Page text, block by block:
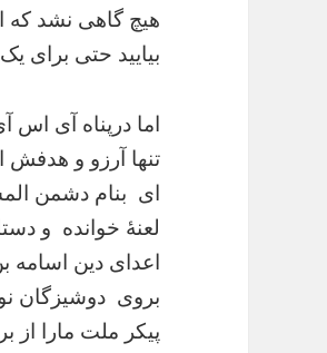
هیچ گاهی نشد که
بیایید حتی برای
اما درپناه آی اس
تنها آرزو و
ای بنام دشمن
لعنۀ خوانده و
اعدای دین اسامه
بروی دوشیزگان
پیکر ملت مارا از